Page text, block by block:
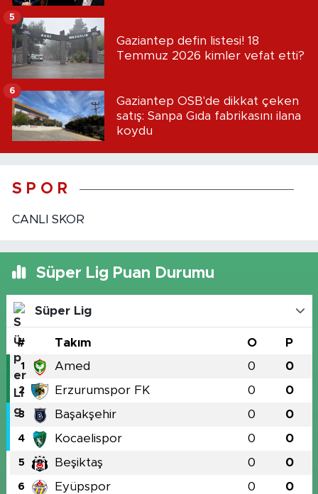
Gaziantep defin listesi! 18
Temmuz 2026 kimler vefat etti?
5
Gaziantep OSB'de dikkat çeken
satış: Sanpa Gıda fabrikasını ilana
koydu
6
S P O R
CANLI SKOR
Süper Lig Puan Durumu
Süper Lig
# Takım O P
1 Amed 0 0
2 Erzurumspor FK 0 0
3 Başakşehir 0 0
4 Kocaelispor 0 0
5 Beşiktaş 0 0
6 Eyüpspor 0 0